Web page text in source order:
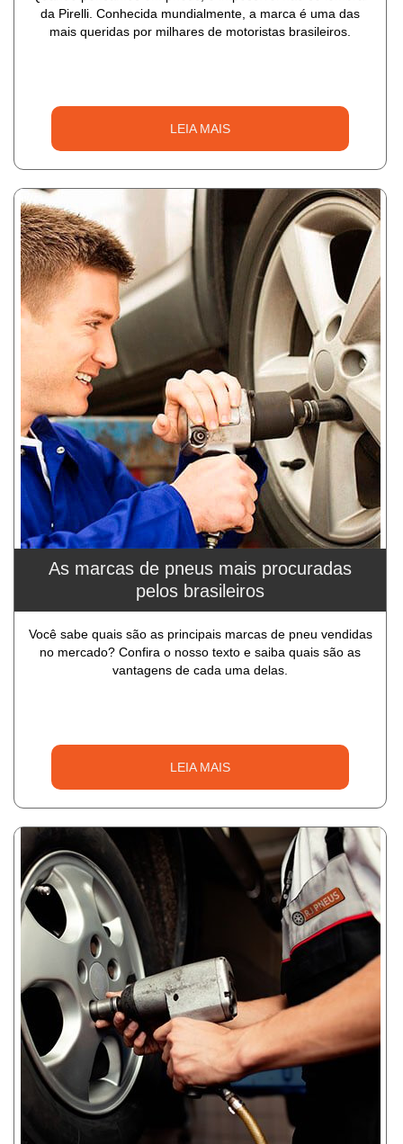
da Pirelli. Conhecida mundialmente, a marca é uma das
mais queridas por milhares de motoristas brasileiros.
LEIA MAIS
As marcas de pneus mais procuradas
pelos brasileiros
Você sabe quais são as principais marcas de pneu vendidas
no mercado? Confira o nosso texto e saiba quais são as
vantagens de cada uma delas.
LEIA MAIS